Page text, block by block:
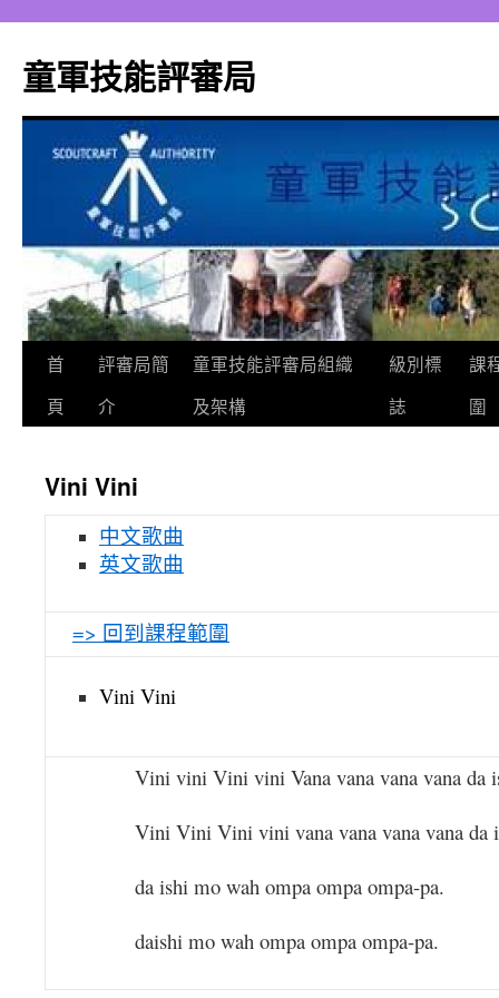
主
要
童軍技能評審局
首
頁
評審局簡
介
童軍技能評審局組織
及架構
級別標
誌
課
圍
Vini Vini
中文歌曲
英文歌曲
=> 回到課程範圍
Vini Vini
Vini vini Vini vini Vana vana vana vana da
Vini Vini Vini vini vana vana vana vana da
da ishi mo wah ompa ompa ompa-pa.
daishi mo wah ompa ompa ompa-pa.